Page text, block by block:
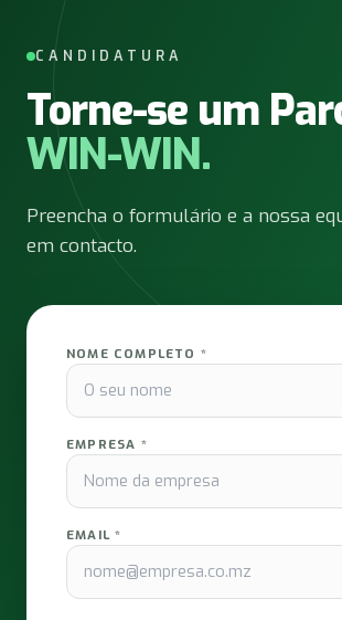
CANDIDATURA
Torne-se um
WIN-WIN.
Preencha o formulário e a nossa
em contacto.
NOME COMPLETO *
EMPRESA *
EMAIL *